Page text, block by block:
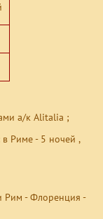
а/к Alitalia ;
в Риме - 5 ночей ,
Рим - Флоренция -